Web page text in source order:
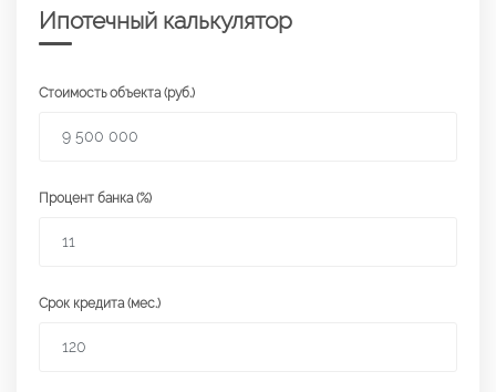
Ипотечный калькулятор
Стоимость объекта (руб.)
Процент банка (%)
Срок кредита (мес.)